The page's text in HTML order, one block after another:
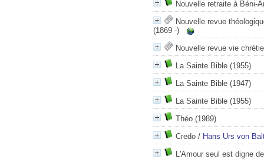
Nouvelle retraite à Béni-
Nouvelle revue
(1869 -)
Nouvelle revue vie
La Sainte Bible (1955)
La Sainte Bible (1947)
La Sainte Bible (1955)
Théo (1989)
Credo / Hans Urs von
L'Amour seul est digne